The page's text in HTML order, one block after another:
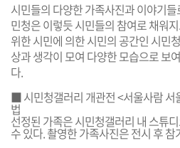
시민들의 다양한 가족사진과 이야기
민청은 이렇듯 시민들의 참여로 채워
위한 시민에 의한 시민의 공간인 시민
상과 생각이 모여 다양한 모습으로 보
다.
■ 시민청갤러리 개관전 <서울사람 서
법
선정된 가족은 시민청갤러리 내 스튜
수 있다. 촬영한 가족사진은 전시 후